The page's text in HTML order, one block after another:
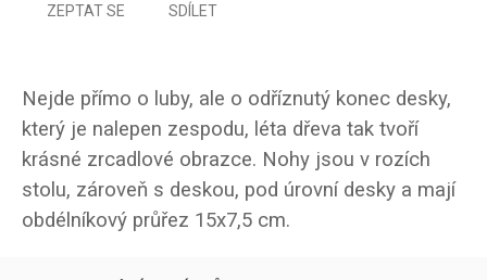
ZEPTAT SE SDÍLET
Nejde přímo o luby, ale o odříznutý konec desky,
který je nalepen zespodu, léta dřeva tak tvoří
krásné zrcadlové obrazce. Nohy jsou v rozích
stolu, zároveň s deskou, pod úrovní desky a mají
obdélníkový průřez 15x7,5 cm.